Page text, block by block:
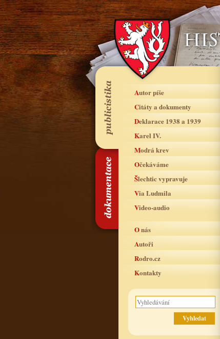
Autor píše
Citáty a dokumenty
Deklarace 1938 a 1939
Karel IV.
Modrá krev
Očekáváme
Šlechtic vypravuje
Via Ludmila
Video-audio
O nás
Autoři
Rodro.cz
Kontakty